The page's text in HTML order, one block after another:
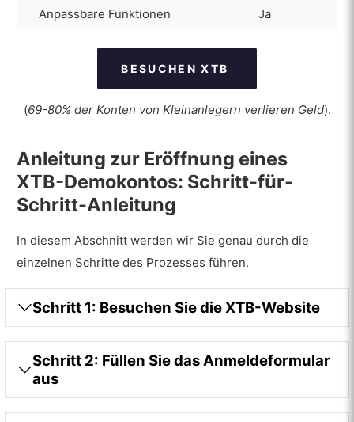
Anpassbare Funktionen Ja
BESUCHEN XTB
(69-80% der Konten von Kleinanlegern verlieren Geld).
Anleitung zur Eröffnung eines
XTB-Demokontos: Schritt-für-
Schritt-Anleitung
In diesem Abschnitt werden wir Sie genau durch die
einzelnen Schritte des Prozesses führen.
Schritt 1: Besuchen Sie die XTB-Website
Schritt 2: Füllen Sie das Anmeldeformular
aus